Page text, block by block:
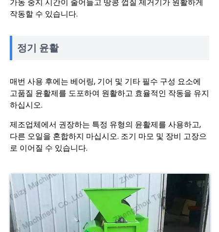
작동할 수 있습니다.
정기 윤활
매번 사용 후에는 베어링, 기어 및 기타 필수 구성 요소에
고품질 윤활제를 도포하여 원활하고 효율적인 작동을 유지
하십시오.
제조업체에서 권장하는 특정 유형의 윤활제를 사용하고,
다른 오일을 혼합하지 마십시오. 조기 마모 및 장비 고장으
로 이어질 수 있습니다.